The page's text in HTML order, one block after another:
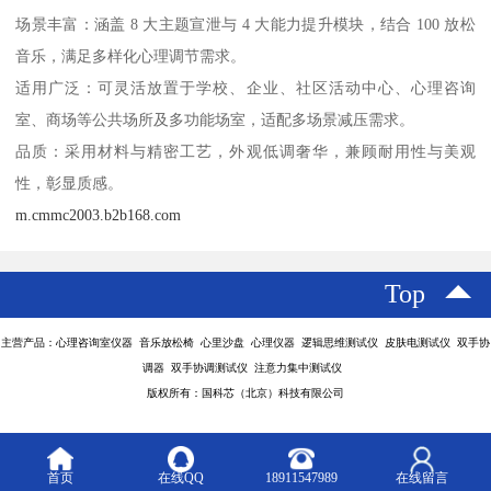
场景丰富：涵盖 8 大主题宣泄与 4 大能力提升模块，结合 100 放松
音乐，满足多样化心理调节需求。
适用广泛：可灵活放置于学校、企业、社区活动中心、心理咨询
室、商场等公共场所及多功能场室，适配多场景减压需求。
品质：采用材料与精密工艺，外观低调奢华，兼顾耐用性与美观
性，彰显质感。
m.cmmc2003.b2b168.com
Top
主营产品：心理咨询室仪器 音乐放松椅 心里沙盘 心理仪器 逻辑思维测试仪 皮肤电测试仪 双手协
调器 双手协调测试仪 注意力集中测试仪
版权所有：国科芯（北京）科技有限公司
首页 在线QQ 18911547989 在线留言